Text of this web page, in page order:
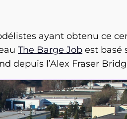
ayant obtenu ce
The Barge Job est basé
depuis l’Alex Fraser